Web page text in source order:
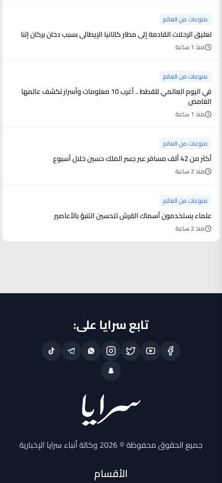
منوعات من العالم
تعليق الرحلات القادمة إلى مطار كاتانيا الإيطالي بسبب دخان بركان إتنا
منذ 1 ساعة
منوعات من العالم
في اليوم العالمي للقطط .. أغرب 10 معلومات وأسرار تكشف عالمها
الغامض
منذ 1 ساعة
منوعات من العالم
أكثر من 42 ألف مسافر عبر جسر الملك حسين خلال أسبوع
منذ 2 ساعة
منوعات من العالم
علماء يستخدمون أسماك القرش لتحسين التنبؤ بالأعاصير
منذ 2 ساعة
تابع سرايا على:
جميع الحقوق محفوظة © 2026 وكالة أنباء سرايا الإخبارية
الأقسام